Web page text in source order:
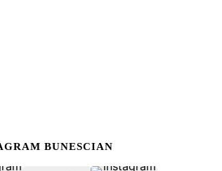
BUNESCIAN